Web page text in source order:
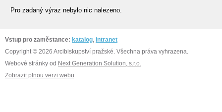
Pro zadaný výraz nebylo nic nalezeno.
Vstup pro zaměstance: katalog, intranet
Copyright © 2026 Arcibiskupství pražské. Všechna práva vyhrazena.
Webové stránky od Next Generation Solution, s.r.o.
Zobrazit plnou verzi webu